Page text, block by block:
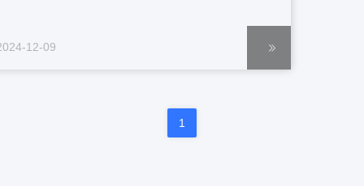
चाहिए।पानी का पुनः उपयोग भी एक महत्वपूर्ण भू...
12-09
1